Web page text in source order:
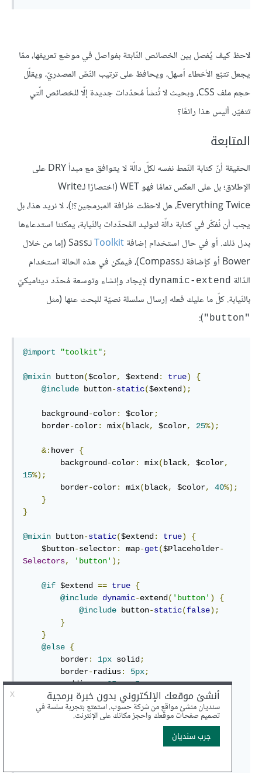
لاحظ كيف يُفصل بين الخصائص الثّابتة بفواصل في موضع تعريفها، ممّا
يجعل تتبّع الأخطاء أسهل، ويحافظ على ترتيب النّصّ المصدريّ، ويقلّل
حجم ملف CSS، وبحيث لا تُنشأ مُحدّدات جديدة إلّا للخصائص الّتي
تتغيّر. أليس هذا رائعًا؟
المتابعة
الحقيقة أنّ كتابة النّمط نفسه لكلّ دالّة لا يتوافق مع مبدأ DRY على
الإطلاق؛ بل على العكس تمامًا فهو WET (اختصارًا لـWrite
Everything Twice، هل لاحظت ظرافة المبرمجين؟!). لا نريد هذا، بل
يجب أن نُفكّر في كتابة دالّة لتوليد المُحدّدات بالنّيابة، يمكننا استدعاءها
بدل ذلك. أو في حال استخدام إضافةToolkit
لـSass (إما من خلال
Bower أو كإضافة لـCompass)، فيمكن في هذه الحالة استخدام
الدّالة dynamic-extend لإيجاد وإنشاء وتوسعة مُحدّد ديناميكيّ
بالنّيابة. كلّ ما عليك فعله إرسال سلسلة نصيّة للبحث عنها (مثل
"button"
):
@import "toolkit";
@mixin button($color, $extend: true)
{
@include button-static($extend);
    background
-color: $color;
    border
-color: mix(black, $color, 25%);
&: hover {
        background
-color: mix(black, $color,
15%);
        border
-color: mix(black, $color, 40%);
}
}
@mixin button-static($extend: true)
{
    $button
-selector: map-get($Placeholder-
Selectors, 'button' );
@if $extend == true {
@include dynamic-extend( 'button' )
{
@include button-static(false);
}
}
@else {
        border
: 1px solid;
        border
-radius: 5px;
        padding
: .25em .5em;
&:hover {
            cursor
: pointer;